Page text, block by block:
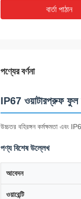
বার্তা পাঠান
পণ্যের বর্ণনা
IP67 ওয়াটারপ্রুফ ফুল
উচ্চতর বহিরঙ্গন কর্মক্ষমতা এবং
পণ্য বিশেষ উল্লেখ
আবেদন
ওয়ারেন্টি